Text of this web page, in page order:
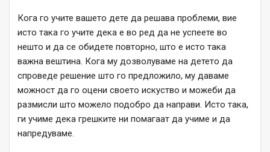
Кога го учите вашето дете да решава проблеми, вие
исто така го учите дека е во ред да не успеете во
нешто и да се обидете повторно, што е исто така
важна вештина. Кога му дозволуваме на детето да
спроведе решение што го предложило, му даваме
можност да го оцени своето искуство и можеби да
размисли што можело подобро да направи. Исто така,
ги учиме дека грешките ни помагаат да учиме и да
напредуваме.